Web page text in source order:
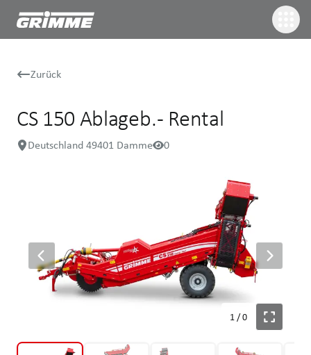
Zurück
CS 150 Ablageb. - Rental
Deutschland 49401 Damme 0
1/0